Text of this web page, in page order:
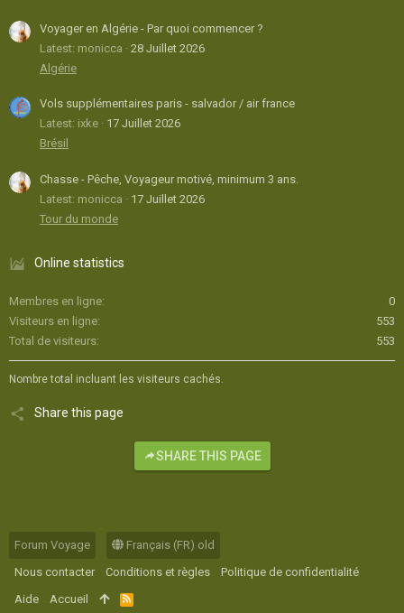
Voyager en Algérie - Par quoi commencer ?
Latest: monicca
28 Juillet 2026
Algérie
Vols supplémentaires paris - salvador / air france
Latest: ixke
17 Juillet 2026
Brésil
Chasse - Pêche, Voyageur motivé, minimum 3 ans.
Latest: monicca
17 Juillet 2026
Tour du monde
Online statistics
Membres en ligne
0
Visiteurs en ligne
553
Total de visiteurs
553
Nombre total incluant les visiteurs cachés.
Share this page
SHARE THIS PAGE
Forum Voyage
Français (FR) old
Nous contacter
Conditions et règles
Politique de confidentialité
Aide
Accueil
R